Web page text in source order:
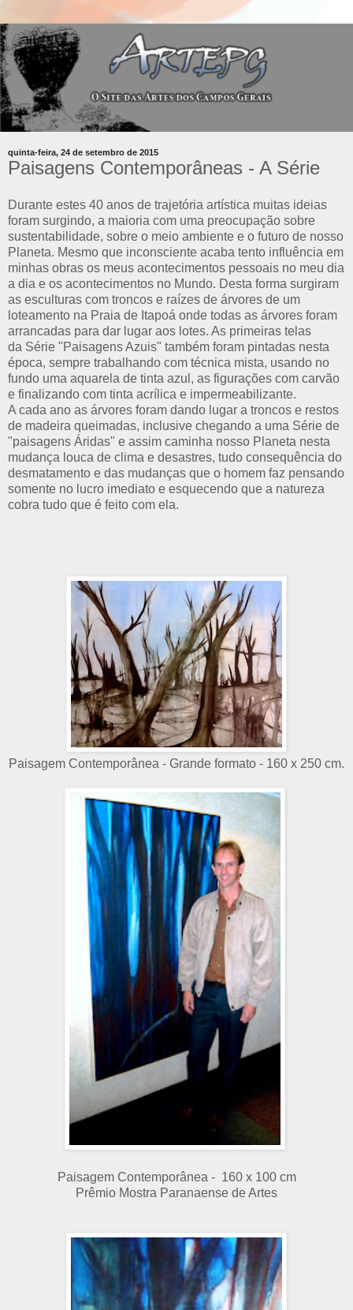
quinta-feira, 24 de setembro de 2015
Paisagens Contemporâneas - A Série
Durante estes 40 anos de trajetória artística muitas ideias
foram surgindo, a maioria com uma preocupação sobre
sustentabilidade, sobre o meio ambiente e o futuro de nosso
Planeta. Mesmo que inconsciente acaba tento influência em
minhas obras os meus acontecimentos pessoais no meu dia
a dia e os acontecimentos no Mundo. Desta forma surgiram
as esculturas com troncos e raízes de árvores de um
loteamento na Praia de Itapoá onde todas as árvores foram
arrancadas para dar lugar aos lotes. As primeiras telas
da Série "Paisagens Azuis" também foram pintadas nesta
época, sempre trabalhando com técnica mista, usando no
fundo uma aquarela de tinta azul, as figurações com carvão
e finalizando com tinta acrílica e impermeabilizante.
A cada ano as árvores foram dando lugar a troncos e restos
de madeira queimadas, inclusive chegando a uma Série de
"paisagens Áridas" e assim caminha nosso Planeta nesta
mudança louca de clima e desastres, tudo consequência do
desmatamento e das mudanças que o homem faz pensando
somente no lucro imediato e esquecendo que a natureza
cobra tudo que é feito com ela.
Paisagem Contemporânea - Grande formato - 160 x 250 cm.
Paisagem Contemporânea - 160 x 100 cm
Prêmio Mostra Paranaense de Artes